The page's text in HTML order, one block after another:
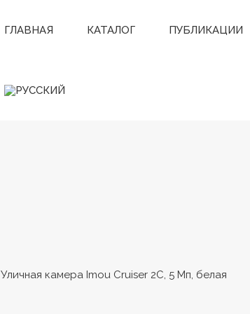
ГЛАВНАЯ КАТАЛОГ ПУБЛИКАЦИИ
Уличная камера Imou Cruiser 2C, 5 Мп, белая